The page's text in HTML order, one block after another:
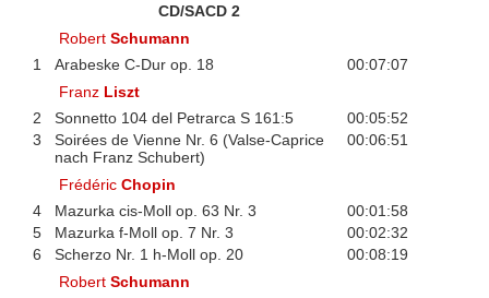
CD/SACD 2
RobertSchumann
1
Arabeske C-Dur op. 18
00:07:07
Franz Liszt
2
Sonnetto 104 del Petrarca S 161:5
00:05:52
3
Soirées de Vienne Nr. 6 (Valse-Caprice
nach Franz Schubert)
00:06:51
FrédéricChopin
4
Mazurka cis-Moll op. 63 Nr. 3
00:01:58
5
Mazurka f-Moll op. 7 Nr. 3
00:02:32
6
Scherzo Nr. 1 h-Moll op. 20
00:08:19
RobertSchumann